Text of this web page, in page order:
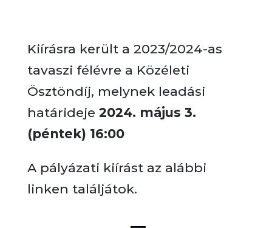
Kiírásra került a 2023/2024-as
tavaszi félévre a Közéleti
Ösztöndíj, melynek leadási
határideje 2024. május 3.
(péntek) 16:00
A pályázati kiírást az alábbi
linken találjátok.